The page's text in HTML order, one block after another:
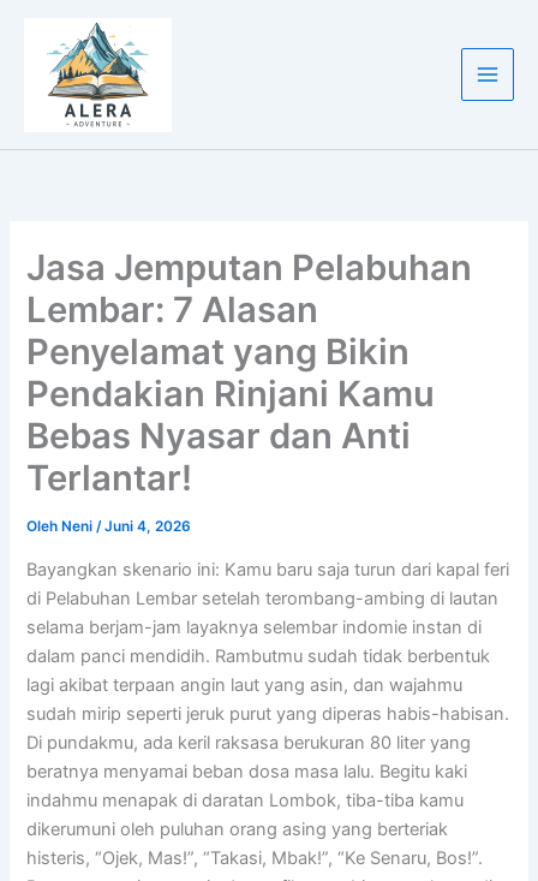
konten
Jasa Jemputan Pelabuhan
Lembar: 7 Alasan
Penyelamat yang Bikin
Pendakian Rinjani Kamu
Bebas Nyasar dan Anti
Terlantar!
Oleh Neni/Juni 4, 2026
Bayangkan skenario ini: Kamu baru saja turun dari kapal feri
di Pelabuhan Lembar setelah terombang-ambing di lautan
selama berjam-jam layaknya selembar indomie instan di
dalam panci mendidih. Rambutmu sudah tidak berbentuk
lagi akibat terpaan angin laut yang asin, dan wajahmu
sudah mirip seperti jeruk purut yang diperas habis-habisan.
Di pundakmu, ada keril raksasa berukuran 80 liter yang
beratnya menyamai beban dosa masa lalu. Begitu kaki
indahmu menapak di daratan Lombok, tiba-tiba kamu
dikerumuni oleh puluhan orang asing yang berteriak
histeris, “Ojek, Mas!”, “Takasi, Mbak!”, “Ke Senaru, Bos!”.